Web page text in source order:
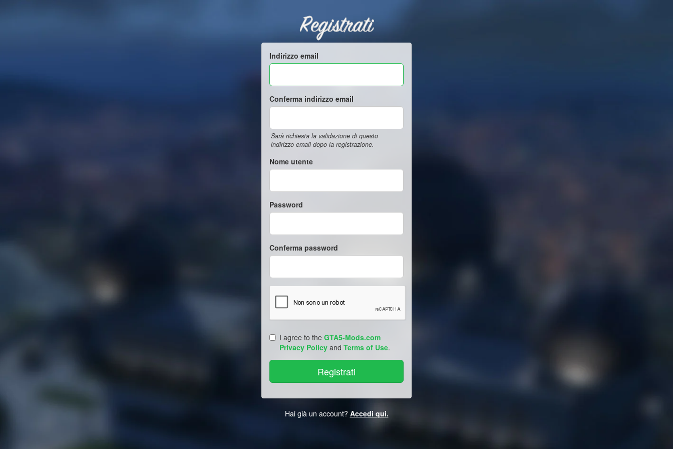
Registrati
Indirizzo email
Conferma indirizzo email
Sarà richiesta la validazione di questo
indirizzo email dopo la registrazione.
Nome utente
Password
Conferma password
I agree to the GTA5-Mods.com
Privacy Policy and Terms of Use.
Hai già un account? Accedi qui.